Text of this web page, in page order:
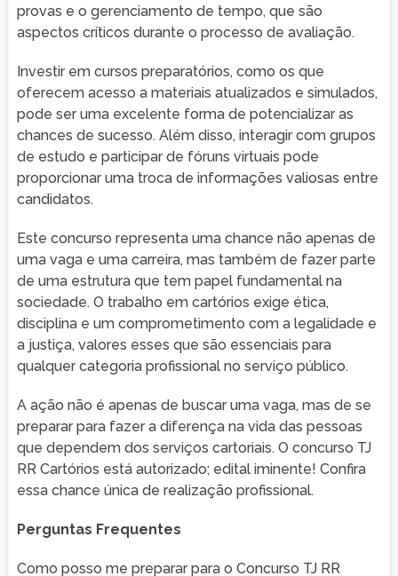
provas e o gerenciamento de tempo, que são
aspectos críticos durante o processo de avaliação.
Investir em cursos preparatórios, como os que
oferecem acesso a materiais atualizados e simulados,
pode ser uma excelente forma de potencializar as
chances de sucesso. Além disso, interagir com grupos
de estudo e participar de fóruns virtuais pode
proporcionar uma troca de informações valiosas entre
candidatos.
Este concurso representa uma chance não apenas de
uma vaga e uma carreira, mas também de fazer parte
de uma estrutura que tem papel fundamental na
sociedade. O trabalho em cartórios exige ética,
disciplina e um comprometimento com a legalidade e
a justiça, valores esses que são essenciais para
qualquer categoria profissional no serviço público.
A ação não é apenas de buscar uma vaga, mas de se
preparar para fazer a diferença na vida das pessoas
que dependem dos serviços cartoriais. O concurso TJ
RR Cartórios está autorizado; edital iminente! Confira
essa chance única de realização profissional.
Perguntas Frequentes
Como posso me preparar para o Concurso TJ RR